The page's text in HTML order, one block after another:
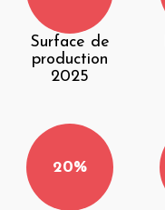
Surface de
production
2025
20%